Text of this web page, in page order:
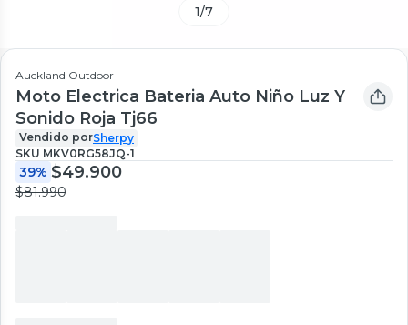
1/7
Auckland Outdoor
Moto Electrica Bateria Auto Niño Luz Y
Sonido Roja Tj66
Vendido porSherpy
SKU MKV0RG58JQ-1
39% $49.900
$81.990